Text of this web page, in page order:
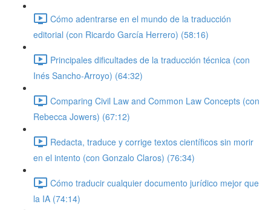
Cómo adentrarse en el mundo de la traducción
editorial (con Ricardo García Herrero) (58:16)
Principales dificultades de la traducción técnica (con
Inés Sancho-Arroyo) (64:32)
Comparing Civil Law and Common Law Concepts (con
Rebecca Jowers) (67:12)
Redacta, traduce y corrige textos científicos sin morir
en el intento (con Gonzalo Claros) (76:34)
Cómo traducir cualquier documento jurídico mejor que
la IA (74:14)